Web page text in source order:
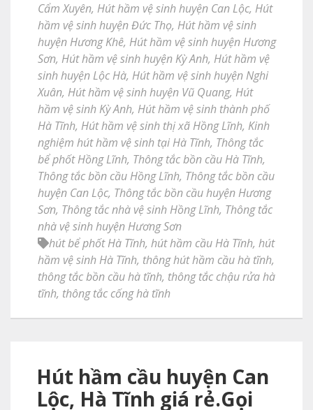
Cẩm Xuyên, Hút hầm vệ sinh huyện Can Lộc, Hút
hầm vệ sinh huyện Đức Thọ, Hút hầm vệ sinh
huyện Hương Khê, Hút hầm vệ sinh huyện Hương
Sơn, Hút hầm vệ sinh huyện Kỳ Anh, Hút hầm vệ
sinh huyện Lộc Hà, Hút hầm vệ sinh huyện Nghi
Xuân, Hút hầm vệ sinh huyện Vũ Quang, Hút
hầm vệ sinh Kỳ Anh, Hút hầm vệ sinh thành phố
Hà Tĩnh, Hút hầm vệ sinh thị xã Hồng Lĩnh, Kinh
nghiệm hút hầm vệ sinh tại Hà Tĩnh, Thông tắc
bể phốt Hồng Lĩnh, Thông tắc bồn cầu Hà Tĩnh,
Thông tắc bồn cầu Hồng Lĩnh, Thông tắc bồn cầu
huyện Can Lộc, Thông tắc bồn cầu huyện Hương
Sơn, Thông tắc nhà vệ sinh Hồng Lĩnh, Thông tắc
nhà vệ sinh huyện Hương Sơn
hút bể phốt Hà Tĩnh, hút hầm cầu Hà Tĩnh, hút
hầm vệ sinh Hà Tĩnh, thông hút hầm cầu hà tĩnh,
thông tắc bồn cầu hà tĩnh, thông tắc chậu rửa hà
tĩnh, thông tắc cống hà tĩnh
Hút hầm cầu huyện Can
Lộc, Hà Tĩnh giá rẻ.Gọi